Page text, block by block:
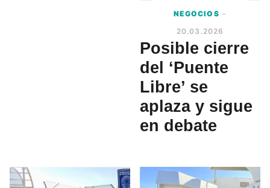
NEGOCIOS -
20.03.2026
Posible cierre
del ‘Puente
Libre’ se
aplaza y sigue
en debate